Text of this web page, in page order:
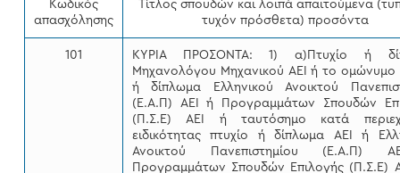
Κωδικός
απασχόλησης
Τίτλος σπουδών και λοιπά απαιτούμενα
τυχόν πρόσθετα) προσόντα
101
ΚΥΡΙΑ ΠΡΟΣΟΝΤΑ: 1) α)Πτυχίο ή
Μηχανολόγου Μηχανικού ΑΕΙ ή το ομώνυμο
ή δίπλωμα Ελληνικού Ανοικτού
(Ε.Α.Π) ΑΕΙ ή Προγραμμάτων Σπουδών
(Π.Σ.Ε) ΑΕΙ ή ταυτόσημο κατά
ειδικότητας πτυχίο ή δίπλωμα ΑΕΙ ή
Ανοικτού Πανεπιστημίου (Ε.Α.Π)
Προγραμμάτων Σπουδών Επιλογής (Π.Σ.Ε)